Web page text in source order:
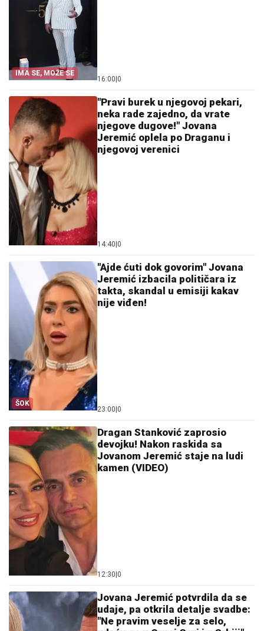
IMA SE, MOŽE SE
16:00 0
"Pravi burek u njegovoj pekari,
neka rade zajedno, da vrate
njegove dugove!" Jovana
Jeremić oplela po Draganu i
njegovoj verenici
14:40 0
ŠOK
"Ajde ćuti dok govorim" Jovana
Jeremić izbacila političara iz
takta, skandal u emisiji kakav
nije viđen!
23:00 0
Dragan Stanković zaprosio
devojku! Nakon raskida sa
Jovanom Jeremić staje na ludi
kamen (VIDEO)
12:30 0
Jovana Jeremić potvrdila da se
udaje, pa otkrila detalje svadbe:
"Ne pravim veselje za selo,